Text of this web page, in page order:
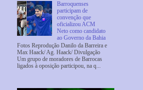
Barroquenses
participam de
convenção que
oficializou ACM
Neto como candidato
ao Governo da Bahia
Fotos Reprodução Danilo da Barreira e
Max Haack/ Ag. Haack/ Divulgação
Um grupo de moradores de Barrocas
ligados à oposição participou, na q...